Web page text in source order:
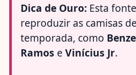
Dica de Ouro:Esta
reproduzir as camisas
temporada, como
Ramos e Vinícius Jr.